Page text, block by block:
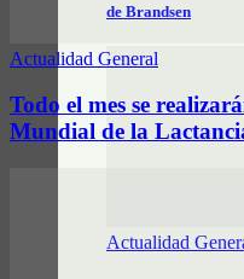
de Brandsen
Actualidad
Actualidad General
Todo el mes se
Mundial de la